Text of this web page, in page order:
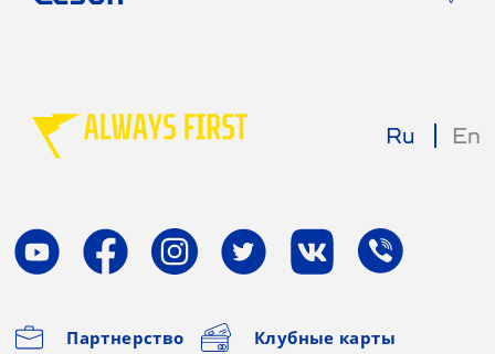
Ru En
Партнерство Клубные карты